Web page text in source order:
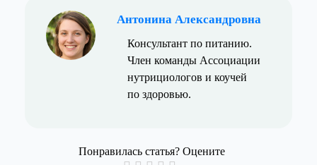
Антонина Александровна
Консультант по питанию.
Член команды Ассоциации
нутрициологов и коучей
по здоровью.
Понравилась статья? Оцените